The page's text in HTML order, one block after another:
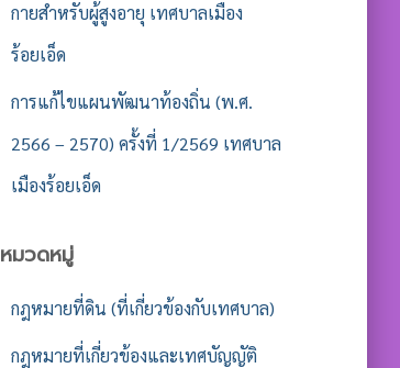
กายสำหรับผู้สูงอายุ เทศบาลเมือง
ร้อยเอ็ด
การแก้ไขแผนพัฒนาท้องถิ่น (พ.ศ.
2566 – 2570) ครั้งที่ 1/2569 เทศบาล
เมืองร้อยเอ็ด
หมวดหมู่
กฎหมายที่ดิน (ที่เกี่ยวข้องกับเทศบาล)
กฎหมายที่เกี่ยวข้องและเทศบัญญัติ